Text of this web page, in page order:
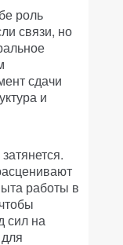
роль
связи, но
сдачи
и
работы в
сил на